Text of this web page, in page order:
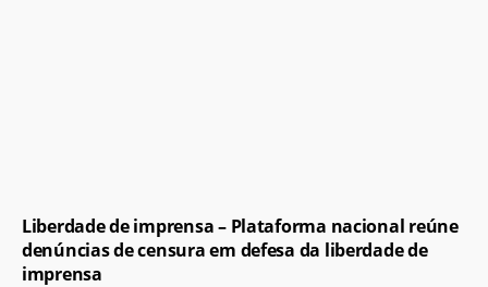
Liberdade de imprensa – Plataforma nacional reúne
denúncias de censura em defesa da liberdade de
imprensa